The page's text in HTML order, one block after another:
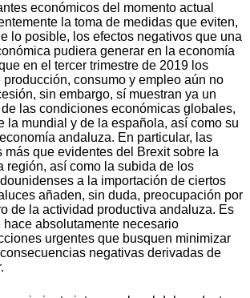
económicos del momento actual
la toma de medidas que eviten,
lo posible, los efectos negativos que una
pudiera generar en la economía
en el tercer trimestre de 2019 los
producción, consumo y empleo aún no
sin embargo, sí muestran ya un
las condiciones económicas globales,
la mundial y de la española, así como su
andaluza. En particular, las
más que evidentes del Brexit sobre la
región, así como la subida de los
a la importación de ciertos
añaden, sin duda, preocupación por
de la actividad productiva andaluza. Es
hace absolutamente necesario
urgentes que busquen minimizar
negativas derivadas de